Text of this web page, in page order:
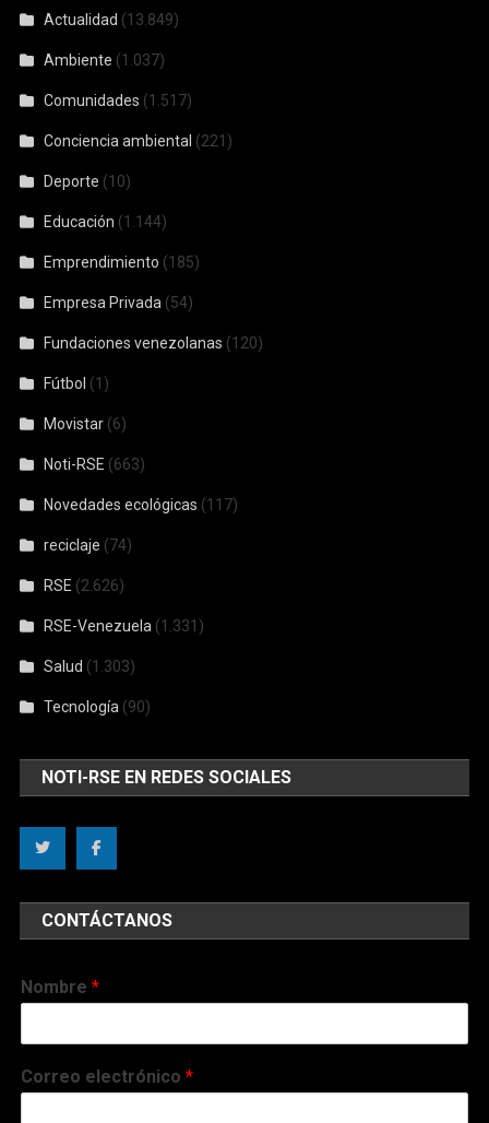
Actualidad (13.849)
Ambiente (1.037)
Comunidades (1.517)
Conciencia ambiental (221)
Deporte (10)
Educación (1.144)
Emprendimiento (185)
Empresa Privada (54)
Fundaciones venezolanas (120)
Fútbol (1)
Movistar (6)
Noti-RSE (663)
Novedades ecológicas (117)
reciclaje (74)
RSE (2.626)
RSE-Venezuela (1.331)
Salud (1.303)
Tecnología (90)
NOTI-RSE EN REDES SOCIALES
CONTÁCTANOS
Nombre*
Correo electrónico*